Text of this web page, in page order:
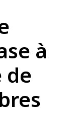
à
de